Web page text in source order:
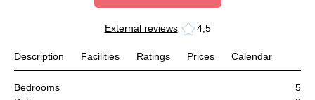
External reviews 4,5
Description Facilities Ratings Prices Calendar
Bedrooms
5